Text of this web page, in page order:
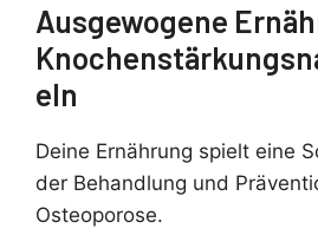
Ausgewogene
eln
Deine Ernährung spielt eine
der Behandlung und
Osteoporose.